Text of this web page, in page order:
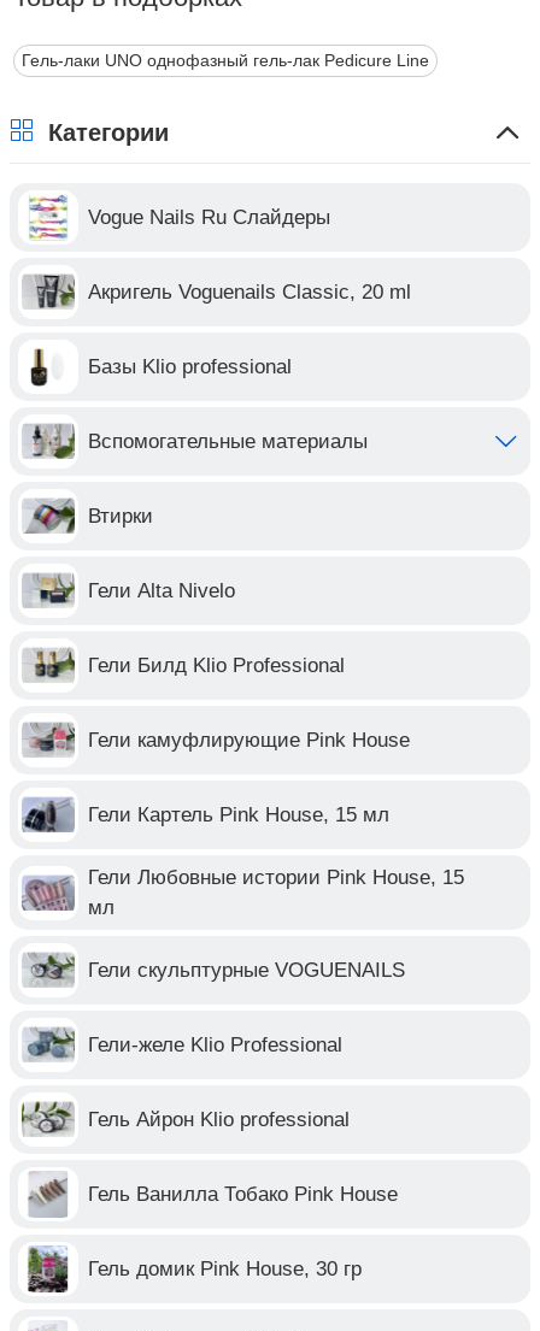
Гель-лаки UNO однофазный гель-лак Pedicure Line
Категории
Vogue Nails Ru Слайдеры
Акригель Voguenails Classic, 20 ml
Базы Klio professional
Вспомогательные материалы
Втирки
Гели Alta Nivelo
Гели Билд Klio Professional
Гели камуфлирующие Pink House
Гели Картель Pink House, 15 мл
Гели Любовные истории Pink House, 15
мл
Гели скульптурные VOGUENAILS
Гели-желе Klio Professional
Гель Айрон Klio professional
Гель Ванилла Тобако Pink House
Гель домик Pink House, 30 гр